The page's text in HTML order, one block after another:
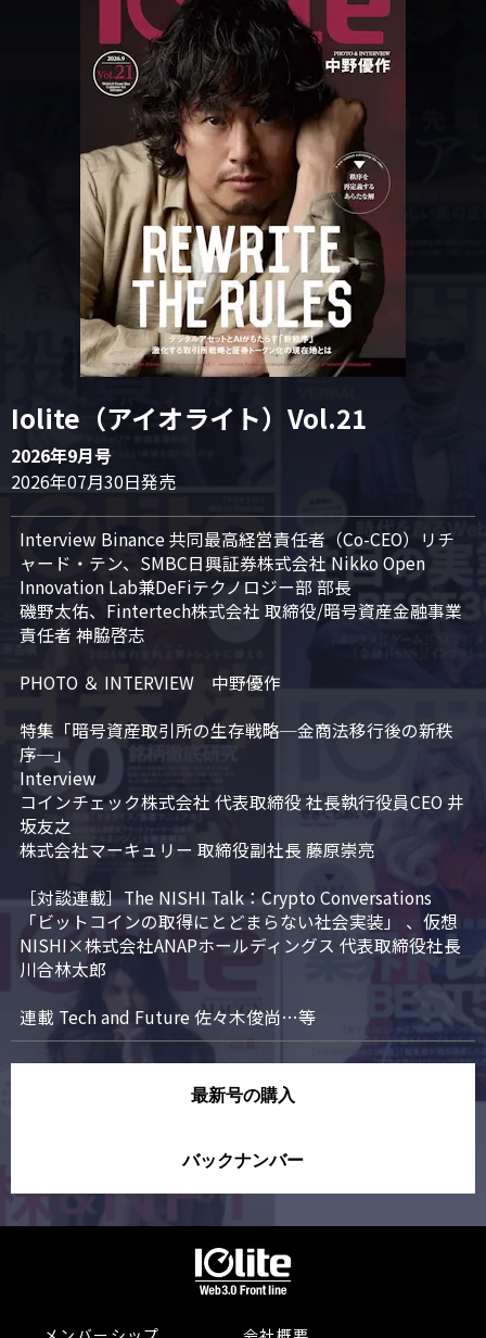
Iolite（アイオライト）Vol.21
2026年9月号
2026年07月30日発売
Interview Binance 共同最高経営責任者（Co-CEO）リチ
ャード・テン、SMBC日興証券株式会社 Nikko Open
Innovation Lab兼DeFiテクノロジー部 部長
磯野太佑、Fintertech株式会社 取締役/暗号資産金融事業
責任者 神脇啓志
PHOTO ＆ INTERVIEW　中野優作
特集「暗号資産取引所の生存戦略─金商法移行後の新秩
序─」
Interview
コインチェック株式会社 代表取締役 社長執行役員CEO 井
坂友之
株式会社マーキュリー 取締役副社長 藤原崇亮
［対談連載］The NISHI Talk：Crypto Conversations
「ビットコインの取得にとどまらない社会実装」 、仮想
NISHI×株式会社ANAPホールディングス 代表取締役社長
川合林太郎
連載 Tech and Future 佐々木俊尚…等
最新号の購入
バックナンバー